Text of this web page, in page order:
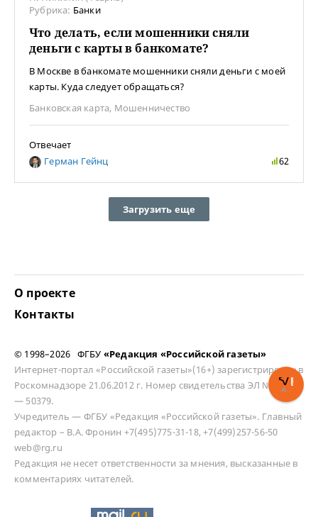
Рубрика: Банки
Что делать, если мошенники сняли
деньги с карты в банкомате?
В Москве в банкомате мошенники сняли деньги с моей
карты. Куда следует обращаться?
Банковская карта, Мошенничество
Отвечает
Герман Гейнц
62
Загрузить еще
О проекте
Контакты
© 1998–2026 ФГБУ «Редакция «Российской газеты»
Интернет-портал «Российской газеты»(16+) зарегистрирован в
Роскомнадзоре 21.06.2012 г. Номер свидетельства ЭЛ № ФС 77
— 50379.
Учредитель — ФГБУ «Редакция «Российской газеты». Главный
редактор – В.А. Фронин +7(495)775-31-18, +7(499)257-56-50
web@rg.ru
Редакция не несет ответственности за мнения, высказанные в
комментариях читателей.